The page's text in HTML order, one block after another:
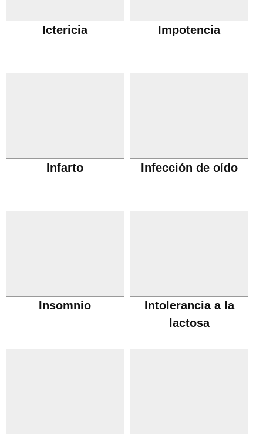
Ictericia Impotencia
Infarto Infección de oído
Insomnio
Intolerancia a la
lactosa